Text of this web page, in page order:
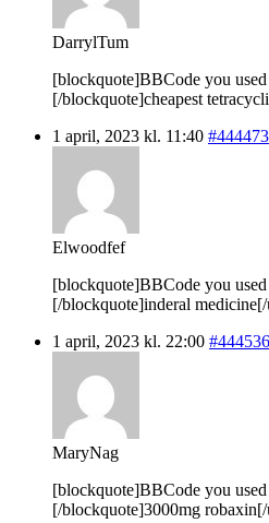
DarrylTum
[blockquote]BBCode you
[/blockquote]cheapest
1 april, 2023 kl. 11:40 #444473
Elwoodfef
[blockquote]BBCode you
[/blockquote]inderal
1 april, 2023 kl. 22:00 #444536
MaryNag
[blockquote]BBCode you
[/blockquote]3000mg